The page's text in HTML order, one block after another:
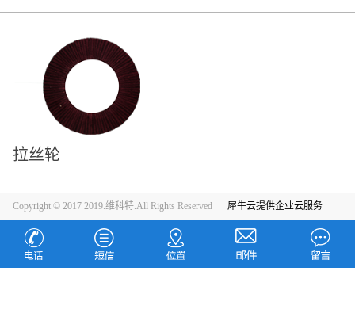
拉丝轮
Copyright © 2017 2019.维科特.All Rights Reserved 犀牛云提供企业云服务